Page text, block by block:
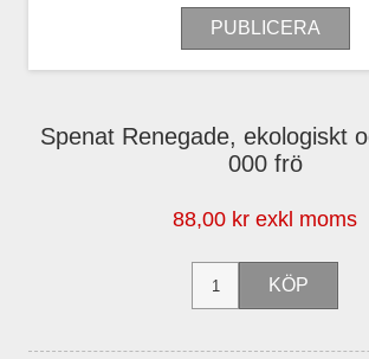
Spenat Renegade, ekologiskt
000 frö
88,00 kr exkl moms